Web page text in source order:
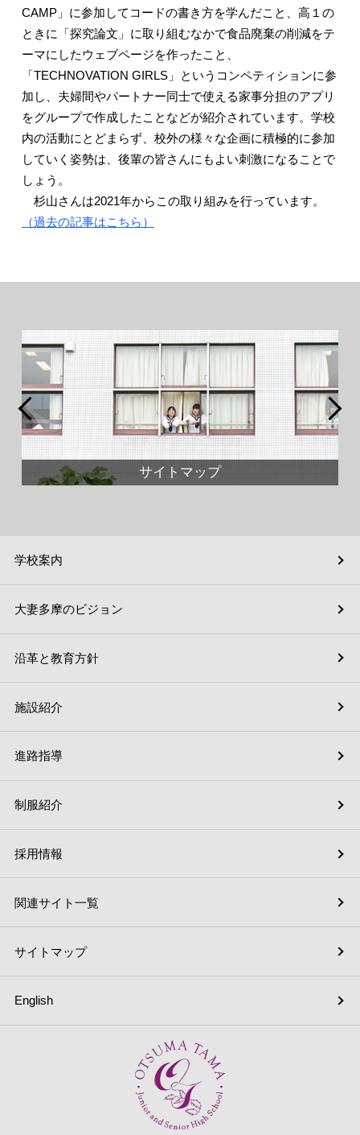
CAMP」に参加してコードの書き方を学んだこと、高１の
ときに「探究論文」に取り組むなかで食品廃棄の削減をテ
ーマにしたウェブページを作ったこと、
「TECHNOVATION GIRLS」というコンペティションに参
加し、夫婦間やパートナー同士で使える家事分担のアプリ
をグループで作成したことなどが紹介されています。学校
内の活動にとどまらず、校外の様々な企画に積極的に参加
していく姿勢は、後輩の皆さんにもよい刺激になることで
しょう。
杉山さんは2021年からこの取り組みを行っています。
（過去の記事はこちら）
サイトマップ
学校案内
施設紹介
採用情報
English
大妻多摩のビジョン
進路指導
関連サイト一覧
沿革と教育方針
制服紹介
サイトマップ